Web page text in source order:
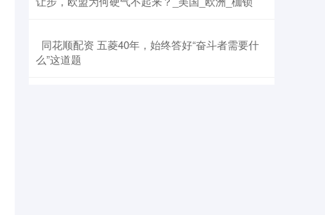
​同花顺配资 五菱40年，始终答好“奋斗者需要什
么”这道题